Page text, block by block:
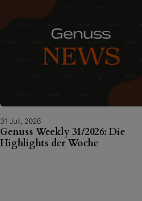
31 Juli, 2026
Genuss Weekly 31/2026: Die
Highlights der Woche